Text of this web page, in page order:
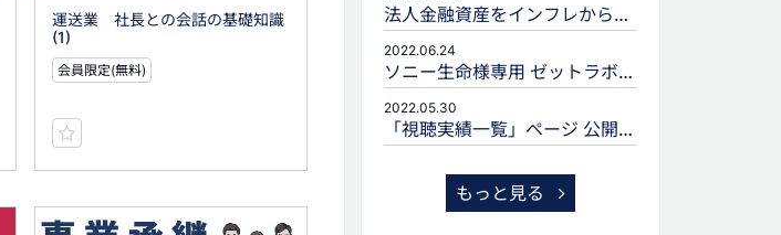
運送業 社長との会話の基礎知識
(1)
会員限定(無料)
法人金融資産をインフレから守るための生命保険活用
2022.06.24
ソニー生命様専用 ゼットラボforLIFEPLANNERのご案内
2022.05.30
「視聴実績一覧」ページ 公開のお知らせ
もっと見る